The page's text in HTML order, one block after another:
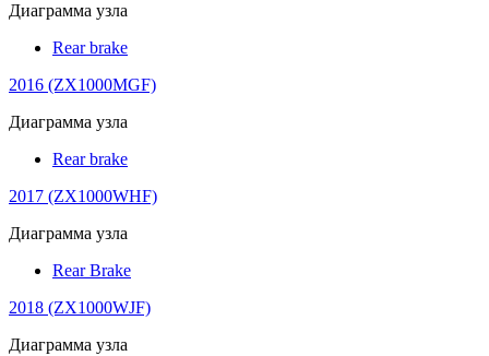
Диаграмма узла
Rear brake
2016 (ZX1000MGF)
Диаграмма узла
Rear brake
2017 (ZX1000WHF)
Диаграмма узла
Rear Brake
2018 (ZX1000WJF)
Диаграмма узла